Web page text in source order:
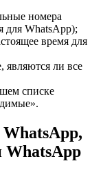
номера
для WhatsApp);
время для
являются ли все
списке
WhatsApp